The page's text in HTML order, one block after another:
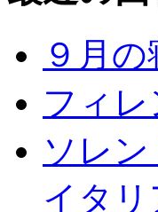
９月
フィ
ソレ
イタリ